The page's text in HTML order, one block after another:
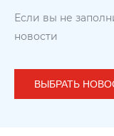
Если вы не
новости
ВЫБРАТЬ